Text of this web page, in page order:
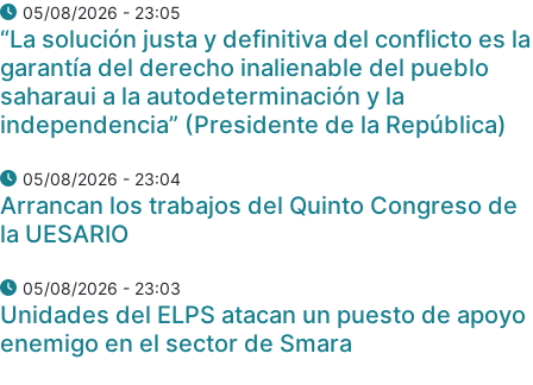
05/08/2026 - 23:05
“La solución justa y definitiva del conflicto es la
garantía del derecho inalienable del pueblo
saharaui a la autodeterminación y la
independencia” (Presidente de la República)
05/08/2026 - 23:04
Arrancan los trabajos del Quinto Congreso de
la UESARIO
05/08/2026 - 23:03
Unidades del ELPS atacan un puesto de apoyo
enemigo en el sector de Smara